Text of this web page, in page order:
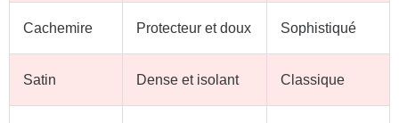
Cachemire Protecteur et doux Sophistiqué
Satin Dense et isolant Classique